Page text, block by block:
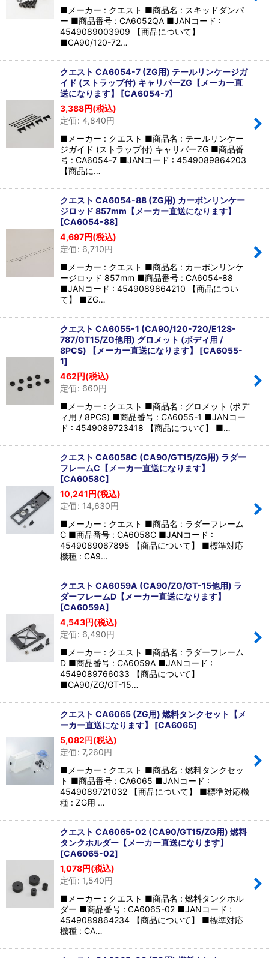
■メーカー : クエスト ■商品名 : スキッドダンパ
ー ■商品番号 : CA6052QA ■JANコード :
4549089003909 【商品について】
■CA90/120-72…
クエスト CA6054-7 (ZG用) テールリンケージガ
イド (ストラップ付) キャリバーZG【メーカー直
送になります】 [CA6054-7]
3,388円(税込)
定価: 4,840円
■メーカー : クエスト ■商品名 : テールリンケー
ジガイド (ストラップ付) キャリバーZG ■商品番
号 : CA6054-7 ■JANコード : 4549089864203
【商品に…
クエスト CA6054-88 (ZG用) カーボンリンケー
ジロッド 857mm【メーカー直送になります】
[CA6054-88]
4,697円(税込)
定価: 6,710円
■メーカー : クエスト ■商品名 : カーボンリンケ
ージロッド 857mm ■商品番号 : CA6054-88
■JANコード : 4549089864210 【商品につい
て】 ■ZG…
クエスト CA6055-1 (CA90/120-720/E12S-
787/GT15/ZG他用) グロメット (ボディ用 /
8PCS) 【メーカー直送になります】 [CA6055-
1]
462円(税込)
定価: 660円
■メーカー : クエスト ■商品名 : グロメット (ボデ
ィ用 / 8PCS) ■商品番号 : CA6055-1 ■JANコー
ド : 4549089723418 【商品について】 ■…
クエスト CA6058C (CA90/GT15/ZG用) ラダー
フレームC【メーカー直送になります】
[CA6058C]
10,241円(税込)
定価: 14,630円
■メーカー : クエスト ■商品名 : ラダーフレーム
C ■商品番号 : CA6058C ■JANコード :
4549089067895 【商品について】 ■標準対応
機種 : CA9…
クエスト CA6059A (CA90/ZG/GT-15他用) ラ
ダーフレームD【メーカー直送になります】
[CA6059A]
4,543円(税込)
定価: 6,490円
■メーカー : クエスト ■商品名 : ラダーフレーム
D ■商品番号 : CA6059A ■JANコード :
4549089766033 【商品について】
■CA90/ZG/GT-15…
クエスト CA6065 (ZG用) 燃料タンクセット【メ
ーカー直送になります】 [CA6065]
5,082円(税込)
定価: 7,260円
■メーカー : クエスト ■商品名 : 燃料タンクセッ
ト ■商品番号 : CA6065 ■JANコード :
4549089721032 【商品について】 ■標準対応機
種 : ZG用 …
クエスト CA6065-02 (CA90/GT15/ZG用) 燃料
タンクホルダー【メーカー直送になります】
[CA6065-02]
1,078円(税込)
定価: 1,540円
■メーカー : クエスト ■商品名 : 燃料タンクホル
ダー ■商品番号 : CA6065-02 ■JANコード :
4549089864234 【商品について】 ■標準対応
機種 : CA…